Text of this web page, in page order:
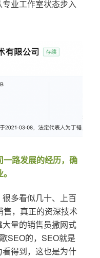
业工作室状态步入
路发展的经历，确
多看似几十、上百
，真正的资深技术
量的销售员撒网式
SEO的，SEO就是
得到，这也是为什